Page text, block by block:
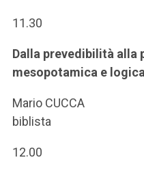
11.30
Dalla prevedibilità alla
mesopotamica e
Mario CUCCA
biblista
12.00